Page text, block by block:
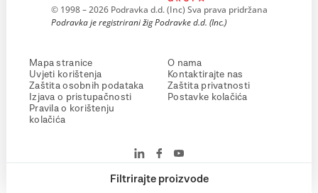
Filtrirajte proizvode
© 1998 – 2026 Podravka d.d. (Inc) Sva prava pridržana
Podravka je registrirani žig Podravke d.d. (Inc.)
Mapa stranice
Uvjeti korištenja
Zaštita osobnih podataka
Izjava o pristupačnosti
Pravila o korištenju
kolačića
O nama
Kontaktirajte nas
Zaštita privatnosti
Postavke kolačića